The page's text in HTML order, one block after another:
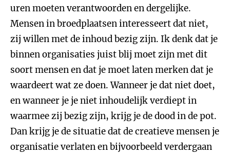
uren moeten verantwoorden en dergelijke.
Mensen in broedplaatsen interesseert dat niet,
zij willen met de inhoud bezig zijn. Ik denk dat je
binnen organisaties juist blij moet zijn met dit
soort mensen en dat je moet laten merken dat je
waardeert wat ze doen. Wanneer je dat niet doet,
en wanneer je je niet inhoudelijk verdiept in
waarmee zij bezig zijn, krijg je de dood in de pot.
Dan krijg je de situatie dat de creatieve mensen je
organisatie verlaten en bijvoorbeeld verdergaan